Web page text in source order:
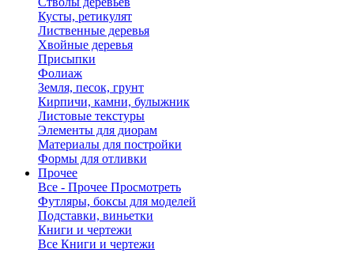
Кусты, ретикулят
Лиственные деревья
Хвойные деревья
Присыпки
Фолиаж
Земля, песок, грунт
Кирпичи, камни, булыжник
Листовые текстуры
Элементы для диорам
Материалы для постройки
Формы для отливки
Прочее
Все - Прочее Просмотреть
Футляры, боксы для моделей
Подставки, виньетки
Книги и чертежи
Все Книги и чертежи